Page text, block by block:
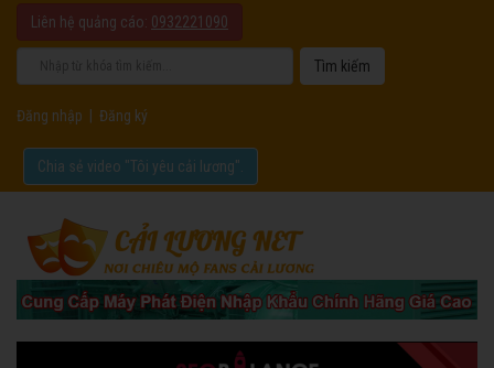
Liên hệ quảng cáo: 0932221090
Đăng nhập Đăng ký
Chia sẻ video "Tôi yêu cải lương".